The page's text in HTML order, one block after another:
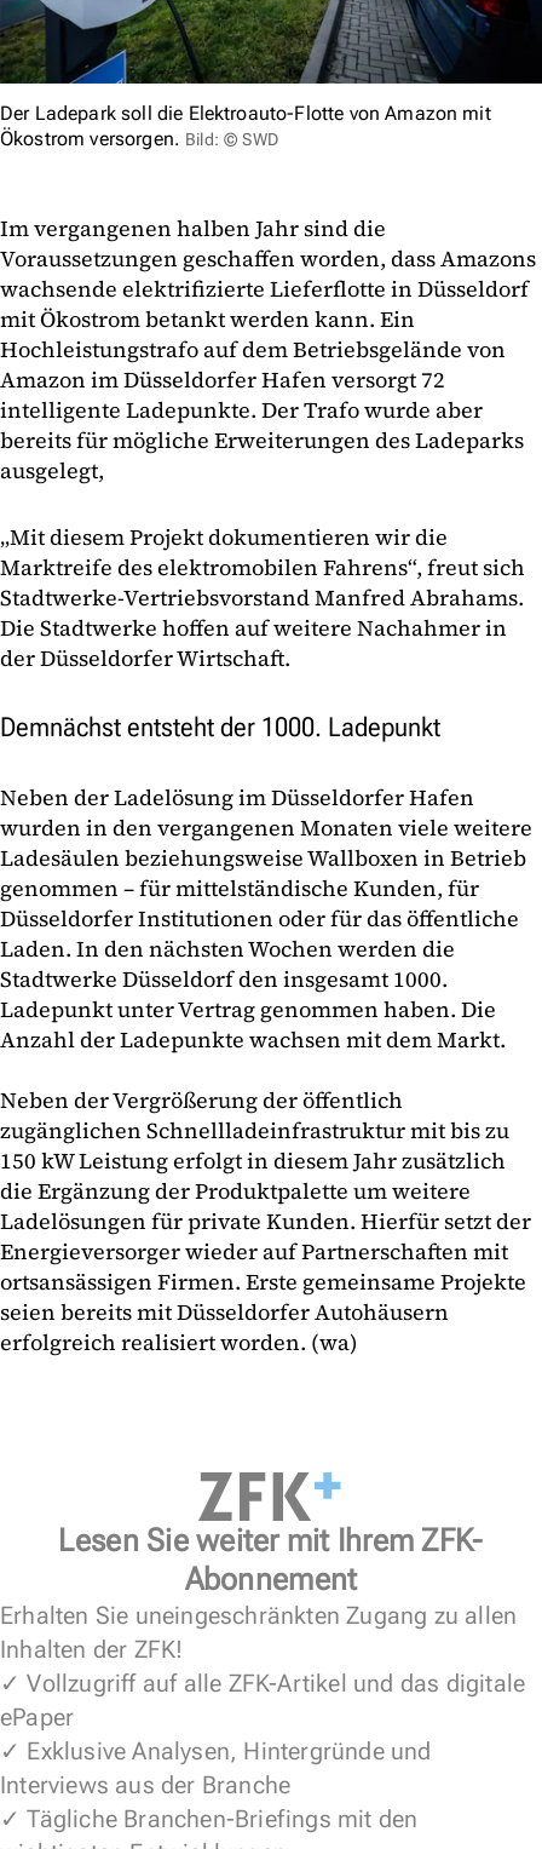
Der Ladepark soll die Elektroauto-Flotte von Amazon mit
Ökostrom versorgen. Bild: © SWD
Im vergangenen halben Jahr sind die
Voraussetzungen geschaffen worden, dass Amazons
wachsende elektrifizierte Lieferflotte in Düsseldorf
mit Ökostrom betankt werden kann. Ein
Hochleistungstrafo auf dem Betriebsgelände von
Amazon im Düsseldorfer Hafen versorgt 72
intelligente Ladepunkte. Der Trafo wurde aber
bereits für mögliche Erweiterungen des Ladeparks
ausgelegt,
„Mit diesem Projekt dokumentieren wir die
Marktreife des elektromobilen Fahrens“, freut sich
Stadtwerke-Vertriebsvorstand Manfred Abrahams.
Die Stadtwerke hoffen auf weitere Nachahmer in
der Düsseldorfer Wirtschaft.
Demnächst entsteht der 1000. Ladepunkt
Neben der Ladelösung im Düsseldorfer Hafen
wurden in den vergangenen Monaten viele weitere
Ladesäulen beziehungsweise Wallboxen in Betrieb
genommen – für mittelständische Kunden, für
Düsseldorfer Institutionen oder für das öffentliche
Laden. In den nächsten Wochen werden die
Stadtwerke Düsseldorf den insgesamt 1000.
Ladepunkt unter Vertrag genommen haben. Die
Anzahl der Ladepunkte wachsen mit dem Markt.
Neben der Vergrößerung der öffentlich
zugänglichen Schnellladeinfrastruktur mit bis zu
150 kW Leistung erfolgt in diesem Jahr zusätzlich
die Ergänzung der Produktpalette um weitere
Ladelösungen für private Kunden. Hierfür setzt der
Energieversorger wieder auf Partnerschaften mit
ortsansässigen Firmen. Erste gemeinsame Projekte
seien bereits mit Düsseldorfer Autohäusern
erfolgreich realisiert worden. (wa)
Lesen Sie weiter mit Ihrem ZFK-
Abonnement
Erhalten Sie uneingeschränkten Zugang zu allen
Inhalten der ZFK!
✓ Vollzugriff auf alle ZFK-Artikel und das digitale
ePaper
✓ Exklusive Analysen, Hintergründe und
Interviews aus der Branche
✓ Tägliche Branchen-Briefings mit den